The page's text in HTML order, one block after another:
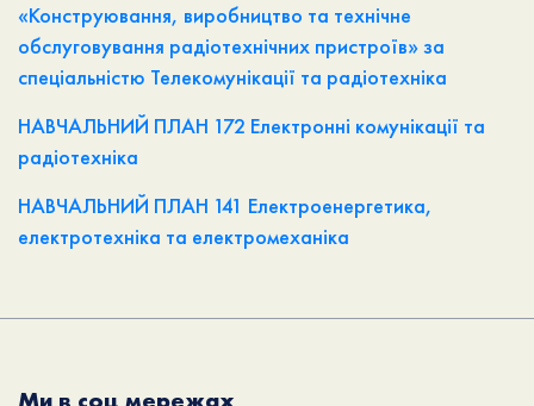
«Конструювання, виробництво та технічне
обслуговування радіотехнічних пристроїв» за
спеціальністю Телекомунікації та радіотехніка
НАВЧАЛЬНИЙ ПЛАН 172 Електронні комунікації та
радіотехніка
НАВЧАЛЬНИЙ ПЛАН 141 Електроенергетика,
електротехніка та електромеханіка